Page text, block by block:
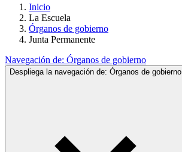
Inicio
La Escuela
Órganos de gobierno
Junta Permanente
Navegación de: Órganos de gobierno
Despliega la navegación de: Órganos de gobierno